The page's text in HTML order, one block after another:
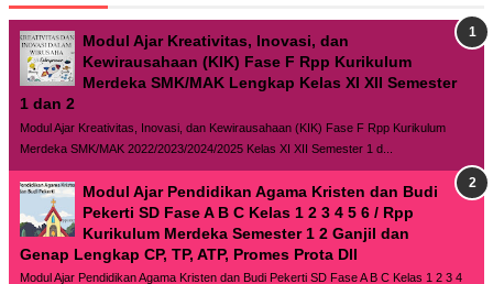
Modul Ajar Kreativitas, Inovasi, dan
Kewirausahaan (KIK) Fase F Rpp Kurikulum
Merdeka SMK/MAK Lengkap Kelas XI XII Semester
1 dan 2
Modul Ajar Kreativitas, Inovasi, dan Kewirausahaan (KIK) Fase F Rpp Kurikulum
Merdeka SMK/MAK 2022/2023/2024/2025 Kelas XI XII Semester 1 d...
Modul Ajar Pendidikan Agama Kristen dan Budi
Pekerti SD Fase A B C Kelas 1 2 3 4 5 6 / Rpp
Kurikulum Merdeka Semester 1 2 Ganjil dan
Genap Lengkap CP, TP, ATP, Promes Prota Dll
Modul Ajar Pendidikan Agama Kristen dan Budi Pekerti SD Fase A B C Kelas 1 2 3 4